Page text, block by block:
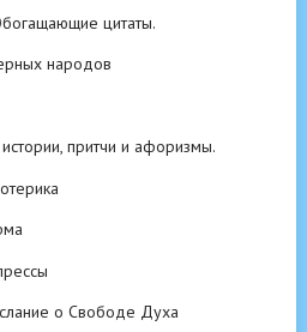
цитаты.
народов
притчи и афоризмы.
о Свободе Духа